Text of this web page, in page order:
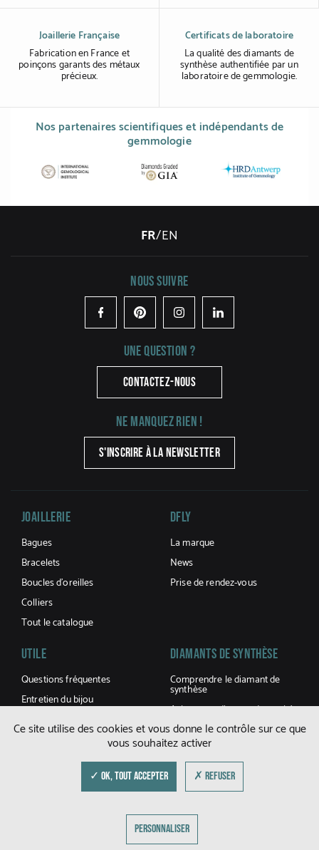
Joaillerie Française
Fabrication en France et
poinçons garants des métaux
précieux.
Certificats de laboratoire
La qualité des diamants de
synthèse authentifiée par un
laboratoire de gemmologie.
Nos partenaires scientifiques et indépendants de
gemmologie
FR/EN
Nous suivre
FacebookPinterestInstagramLinkedIn
Une question ?
CONTACTEZ-NOUS
Ne manquez rien !
S'INSCRIRE À LA NEWSLETTER
Joaillerie
Bagues
Bracelets
Boucles d’oreilles
Colliers
Tout le catalogue
DFLY
La marque
News
Prise de rendez-vous
UTILE
Questions fréquentes
Entretien du bijou
Conditions générales de
ventes
Diamants De Synthèse
Comprendre le diamant de
synthèse
Acheter un diamant de synthèse
© DFLY 2026
Ce site utilise des cookies et vous donne le contrôle sur ce que
vous souhaitez activer
✓ OK, TOUT ACCEPTER ✗ REFUSER
PERSONNALISER